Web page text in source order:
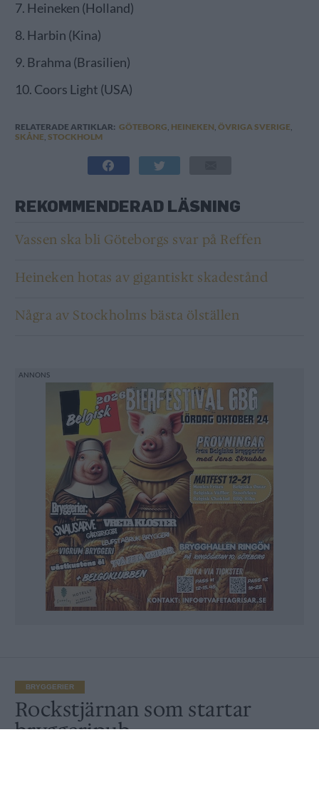
7. Heineken (Holland)
8. Harbin (Kina)
9. Brahma (Brasilien)
10. Coors Light (USA)
RELATERADE ARTIKLAR: GÖTEBORG, HEINEKEN, ÖVRIGA SVERIGE,
SKÅNE, STOCKHOLM
REKOMMENDERAD LÄSNING
Vassen ska bli Göteborgs svar på Reffen
Heineken hotas av gigantiskt skadestånd
Några av Stockholms bästa ölställen
BRYGGERIER
Rockstjärnan som startar
bryggeripub